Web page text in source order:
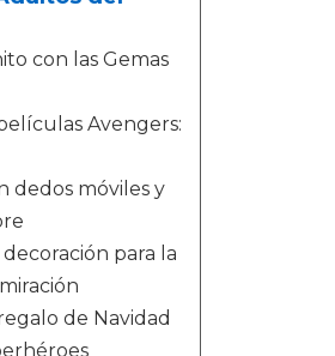
con las Gemas
Avengers:
dedos móviles y
para la
de Navidad